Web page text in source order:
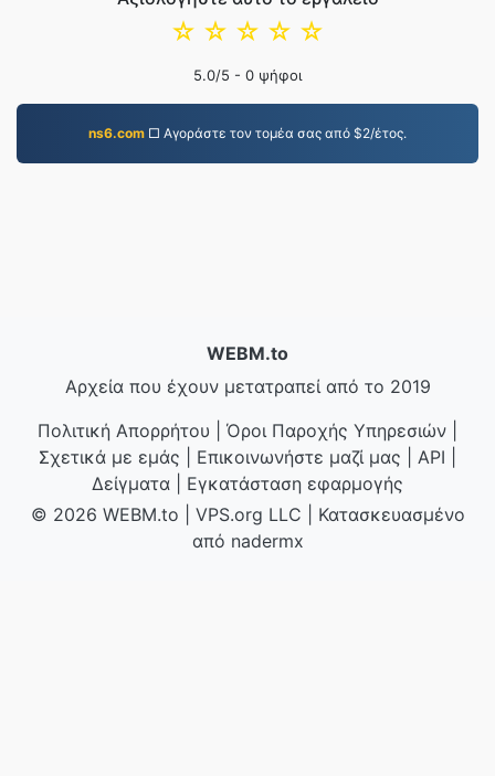
☆
☆
☆
☆
☆
5.0/5 - 0 ψήφοι
ns6.com □ Αγοράστε τον τομέα σας από $2/έτος.
WEBM.to
Αρχεία που έχουν μετατραπεί από το 2019
Πολιτική Απορρήτου
Όροι Παροχής Υπηρεσιών
Σχετικά με εμάς
Επικοινωνήστε μαζί μας API
Δείγματα
Εγκατάσταση εφαρμογής
© 2026 WEBM.to
VPS.org LLC | Κατασκευασμένο
από nadermx